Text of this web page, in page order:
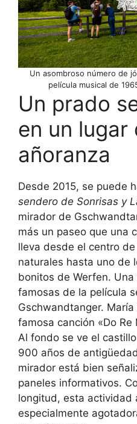
Un asombroso número de
película musical de
Un prado
en un lugar
añoranza
Desde 2015, se puede
sendero de Sonrisas y
mirador de
más un paseo que una
lleva desde el centro
naturales hasta uno de
bonitos de Werfen.
famosas de la película
Gschwandtanger.
famosa canción «Do
Al fondo se ve el
900 años de
mirador está bien
paneles informativos.
longitud, esta actividad
especialmente